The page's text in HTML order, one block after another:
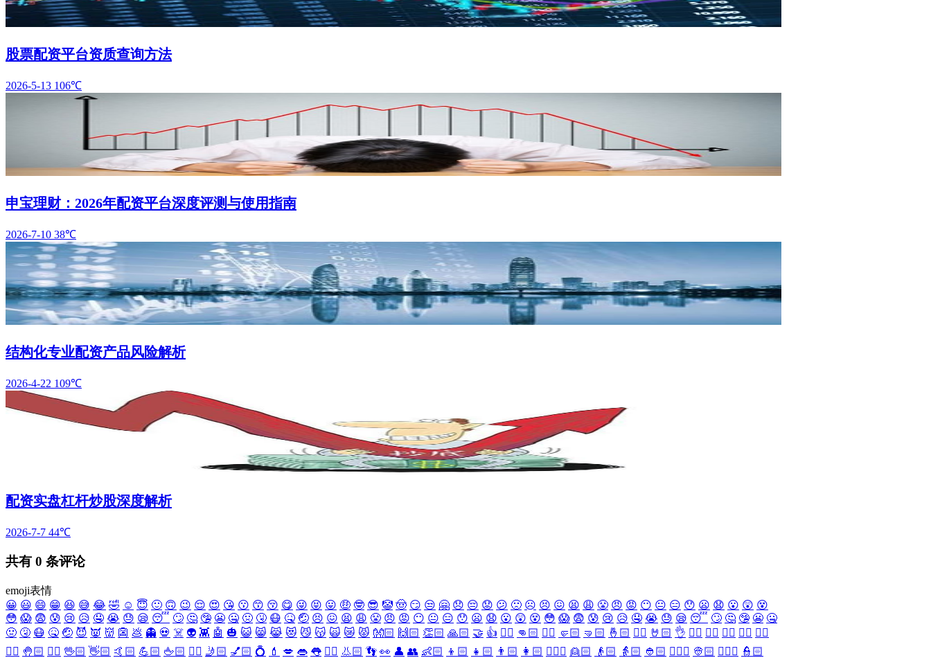
股票配资平台资质查询方法
2026-5-13 106℃
申宝理财：2026年配资平台深度评测与使用指南
2026-7-10 38℃
结构化专业配资产品风险解析
2026-4-22 109℃
配资实盘杠杆炒股深度解析
2026-7-7 44℃
共有 0 条评论
emoji表情
😀 😃 😄 😁 😆 😅 😂 🤣 ☺️ 😇 🙂 🙃 😉 😌 😍 😘 😗 😙 😚 😋 😜 😝 😛 🤑 🤓 😎 🤡 🤠 😏 😒 🤗 😞 😔 😟 😕 🙁 ☹️ 😣 😖 😫 😩 😤 😠 😡 😶 😐 😑 😯 😦 😧 😮 😲 😵
😳 😱 😨 😰 😢 😥 🤤 😭 😓 😪 😴 🙄 🤔 🤥 😬 🤐 🤢 🤧 😷 🤒 🤕 😣 😖 😫 😩 😤 😠 😡 😶 😐 😑 😯 😦 😧 😮 😲 😵 😳 😱 😨 😰 😢 😥 🤤 😭 😓 😪 😴 🙄 🤔 🤥 😬 🤐
🤢 🤧 😷 🤒 🤕 😈 👿 👹 👺 💩 👻 💀 ☠️ 👽 👾 🤖 🎃 😺 😸 😹 😻 😼 😽 🙀 😿 😾 👐🏻 🙌🏻 👏🏻 🙏🏻 🤝 👍 👎🏻 👊🏻 ✊🏻 🤛🏻 🤜🏻 🤞🏻 ✌🏻 🤘🏻 👌 👈🏻 👉🏻 👆🏻 👇🏻 ☝🏻
✋🏻 🤚🏻 🖐🏻 🖖🏻 👋🏻 🤙🏻 💪🏻 🖕🏻 ✍🏻 🤳🏻 💅🏻 💍 💄 💋 👄 👅 👂🏻 👃🏻 👣 👀 👤 👥 👶🏻 👦🏻 👧🏻 👨🏻 👩🏻 👱🏻‍♀️ 👱🏻 👴🏻 👵🏻 👲🏻 👳🏻‍♀️ 👳🏻 👮🏻‍♀️ 👮🏻